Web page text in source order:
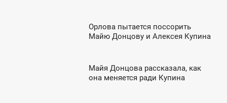
Орлова пытается поссорить
Майю Донцову и Алексея Купина
Майя Донцова рассказала, как
она меняется ради Купина